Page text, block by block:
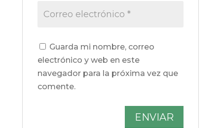
Guarda mi nombre, correo
electrónico y web en este
navegador para la próxima vez que
comente.